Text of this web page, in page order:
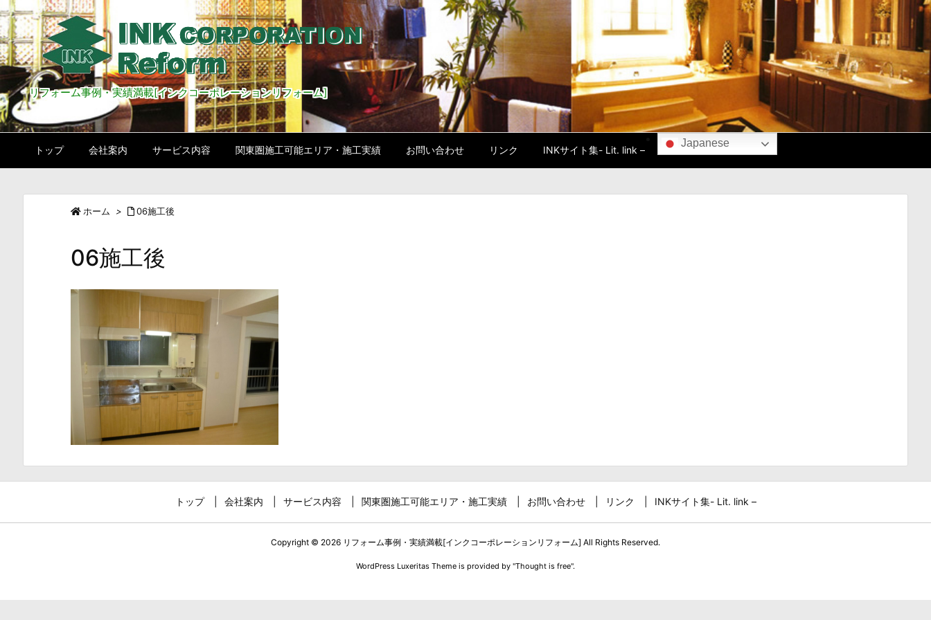
リフォーム事例・実績満載[インクコーポレーションリフォーム]
トップ 会社案内 サービス内容 関東圏施工可能エリア・施工実績 お問い合わせ リンク INKサイト集- Lit. link –
Japanese
ホーム > 06施工後
06施工後
トップ 会社案内 サービス内容 関東圏施工可能エリア・施工実績 お問い合わせ リンク INKサイト集- Lit. link –
Copyright © 2026 リフォーム事例・実績満載[インクコーポレーションリフォーム] All Rights Reserved.
WordPress Luxeritas Theme is provided by "Thought is free".